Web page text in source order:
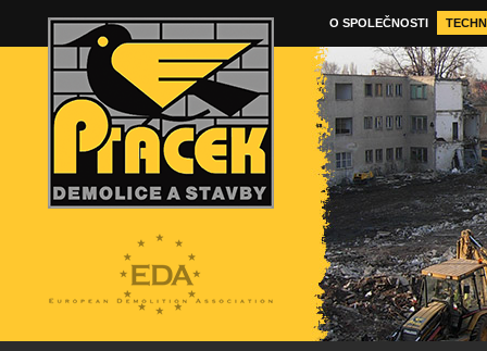
O SPOLEČNOSTI